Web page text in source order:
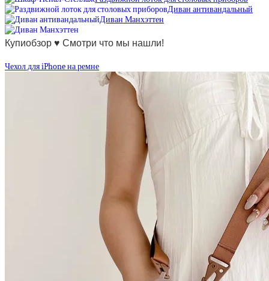
Диван антивандальный
Диван Манхэттен
Купиобзор ♥ Смотри что мы нашли!
Чехол для iPhone на ремне